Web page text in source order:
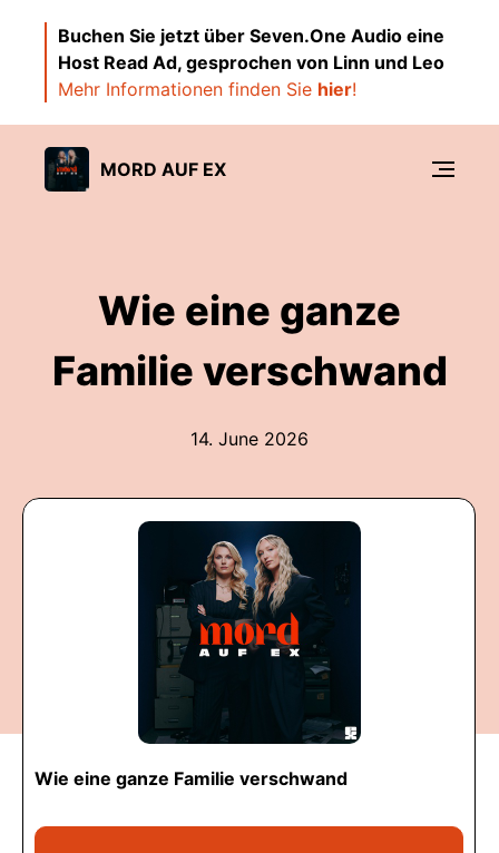
Buchen Sie jetzt über Seven.One Audio eine
Host Read Ad, gesprochen von Linn und Leo
Mehr Informationen finden Sie hier!
MORD AUF EX
Wie eine ganze
Familie verschwand
14. June 2026